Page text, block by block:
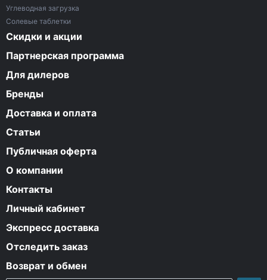
Углеводная загрузка
Солевые таблетки
Скидки и акции
Партнерская программа
Для дилеров
Бренды
Доставка и оплата
Статьи
Публичная оферта
О компании
Контакты
Личный кабинет
Экспресс доставка
Отследить заказ
Возврат и обмен